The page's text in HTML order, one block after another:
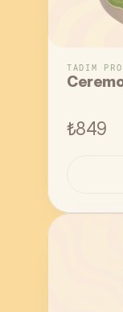
TADIM
₺849